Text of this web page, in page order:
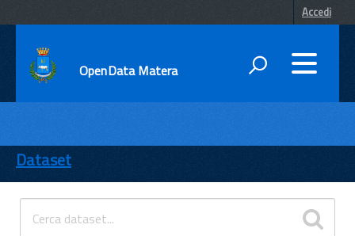
Accedi
OpenData Matera
ENTI
TEMI
INFORMAZIONI
Dataset